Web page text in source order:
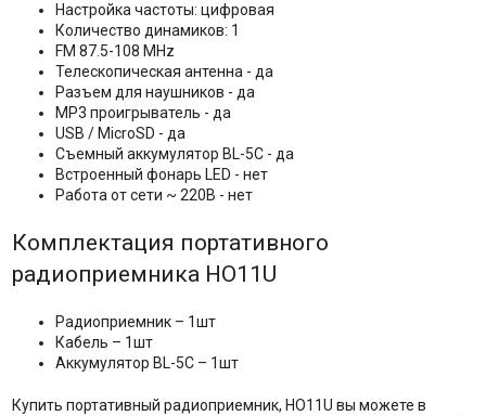
Настройка частоты: цифровая
Количество динамиков: 1
FM 87.5-108 MHz
Телескопическая антенна - да
Разъем для наушников - да
MP3 проигрыватель - да
USB / MicroSD - да
Съемный аккумулятор BL-5C - да
Встроенный фонарь LED - нет
Работа от сети ~ 220В - нет
Комплектация портативного
радиоприемника HO11U
Радиоприемник – 1шт
Кабель – 1шт
Аккумулятор BL-5C – 1шт
Купить портативный радиоприемник, HO11U вы можете в